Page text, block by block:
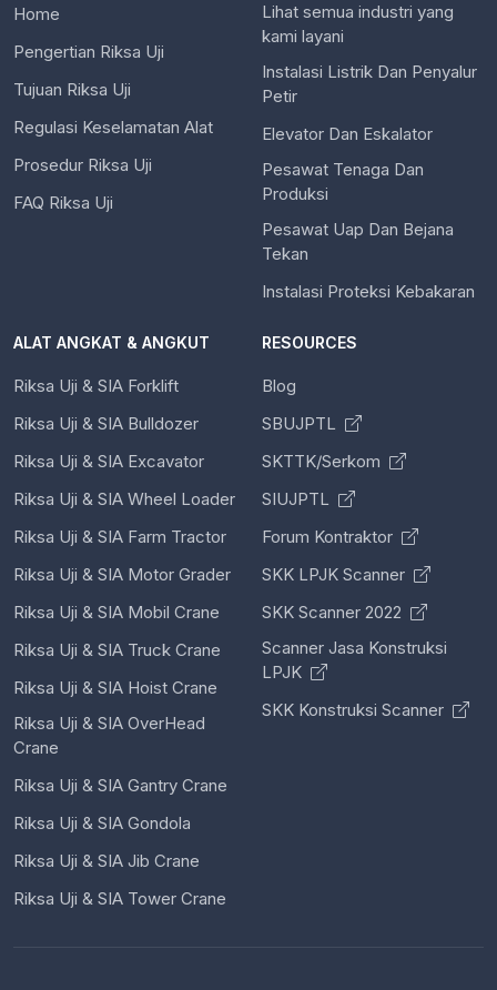
Home
Pengertian Riksa Uji
Tujuan Riksa Uji
Regulasi Keselamatan Alat
Prosedur Riksa Uji
FAQ Riksa Uji
Lihat semua industri yang
kami layani
Instalasi Listrik Dan Penyalur
Petir
Elevator Dan Eskalator
Pesawat Tenaga Dan
Produksi
Pesawat Uap Dan Bejana
Tekan
Instalasi Proteksi Kebakaran
ALAT ANGKAT & ANGKUT
Riksa Uji & SIA Forklift
Riksa Uji & SIA Bulldozer
Riksa Uji & SIA Excavator
Riksa Uji & SIA Wheel Loader
Riksa Uji & SIA Farm Tractor
Riksa Uji & SIA Motor Grader
Riksa Uji & SIA Mobil Crane
Riksa Uji & SIA Truck Crane
Riksa Uji & SIA Hoist Crane
Riksa Uji & SIA OverHead
Crane
Riksa Uji & SIA Gantry Crane
Riksa Uji & SIA Gondola
Riksa Uji & SIA Jib Crane
Riksa Uji & SIA Tower Crane
RESOURCES
Blog
SBUJPTL
SKTTK/Serkom
SIUJPTL
Forum Kontraktor
SKK LPJK Scanner
SKK Scanner 2022
Scanner Jasa Konstruksi
LPJK
SKK Konstruksi Scanner